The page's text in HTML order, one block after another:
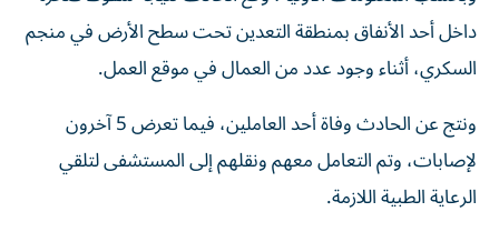
داخل أحد الأنفاق بمنطقة التعدين تحت سطح الأرض في منجم
السكري، أثناء وجود عدد من العمال في موقع العمل.
ونتج عن الحادث وفاة أحد العاملين، فيما تعرض 5 آخرون
لإصابات، وتم التعامل معهم ونقلهم إلى المستشفى لتلقي
الرعاية الطبية اللازمة.